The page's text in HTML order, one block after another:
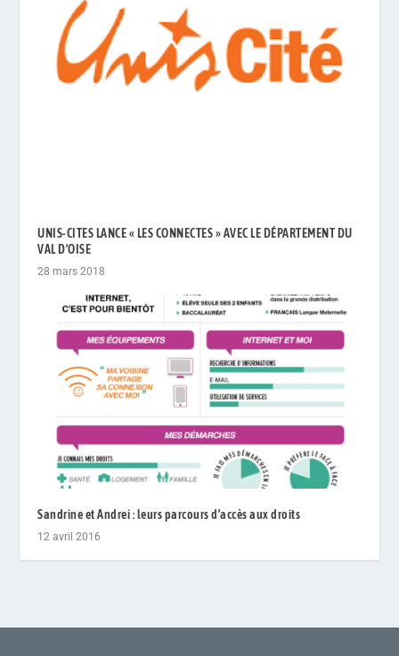
UNIS-CITES LANCE « LES CONNECTES » AVEC LE DÉPARTEMENT DU
VAL D’OISE
28 mars 2018
Sandrine et Andrei : leurs parcours d’accès aux droits
12 avril 2016